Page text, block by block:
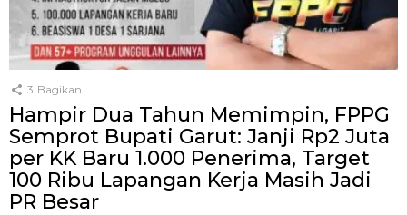
3 Bagikan
Hampir Dua Tahun Memimpin, FPPG
Semprot Bupati Garut: Janji Rp2 Juta
per KK Baru 1.000 Penerima, Target
100 Ribu Lapangan Kerja Masih Jadi
PR Besar